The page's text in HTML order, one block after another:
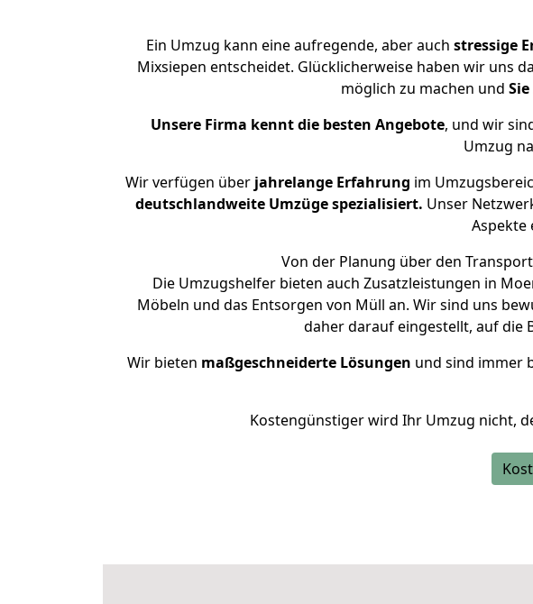
Ein Umzug kann eine aufregende, aber auch stressige
Mixsiepen entscheidet. Glücklicherweise haben wir uns
möglich zu machen und
Unsere Firma kennt die besten Angebote, und wir
Umzug
Wir verfügen überjahrelange Erfahrung im
deutschlandweite Umzüge spezialisiert. Unser
Aspekte
Von der Planung über den
Die Umzugshelfer bieten auch Zusatzleistungen in
Möbeln und das Entsorgen von Müll an. Wir sind uns
daher darauf eingestellt, auf die
Wir bieten maßgeschneiderte Lösungen und sind immer
Kostengünstiger wird Ihr Umzug nicht,